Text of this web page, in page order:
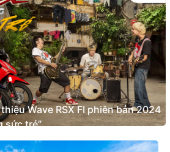
Wave RSX FI phiên bản 2024
sức trẻ”